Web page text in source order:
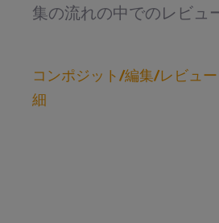
集の流れの中でのレビュ
コンポジット/編集/レビュ
細